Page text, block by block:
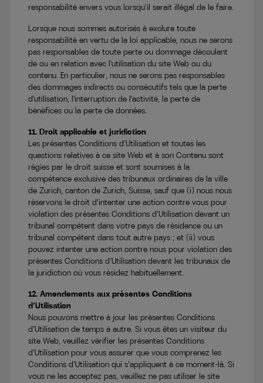
responsabilité envers vous lorsqu’il serait illégal de le faire.
Lorsque nous sommes autorisés à exclure toute
responsabilité en vertu de la loi applicable, nous ne serons
pas responsables de toute perte ou dommage découlant
de ou en relation avec l'utilisation du site Web ou du
contenu. En particulier, nous ne serons pas responsables
des dommages indirects ou consécutifs tels que la perte
d'utilisation, l'interruption de l'activité, la perte de
bénéfices ou la perte de données.
11. Droit applicable et juridiction
Les présentes Conditions d’Utilisation et toutes les
questions relatives à ce site Web et à son Contenu sont
régies par le droit suisse et sont soumises à la
compétence exclusive des tribunaux ordinaires de la ville
de Zurich, canton de Zurich, Suisse, sauf que (i) nous nous
réservons le droit d’intenter une action contre vous pour
violation des présentes Conditions d’Utilisation devant un
tribunal compétent dans votre pays de résidence ou un
tribunal compétent dans tout autre pays ; et (ii) vous
pouvez intenter une action contre nous pour violation des
présentes Conditions d’Utilisation devant les tribunaux de
la juridiction où vous résidez habituellement.
12. Amendements aux présentes Conditions
d’Utilisation
Nous pouvons mettre à jour les présentes Conditions
d’Utilisation de temps à autre. Si vous êtes un visiteur du
site Web, veuillez vérifier les présentes Conditions
d’Utilisation pour vous assurer que vous comprenez les
Conditions d’Utilisation qui s’appliquent à ce moment-là. Si
vous ne les acceptez pas, veuillez ne pas utiliser le site